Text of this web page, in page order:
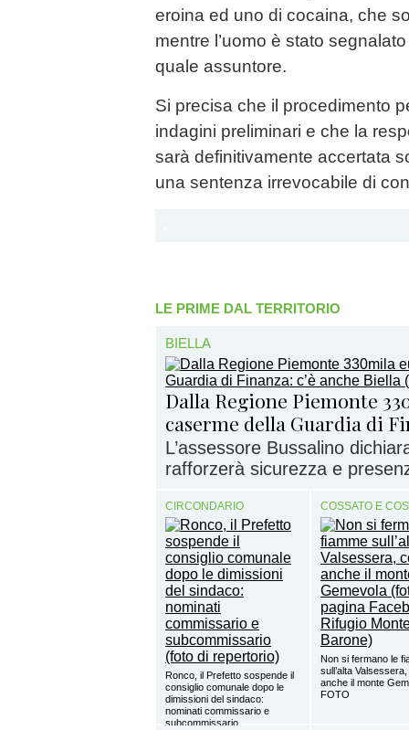
eroina ed uno di cocaina, che
mentre l’uomo è stato
quale assuntore.
Si precisa che il procedimento
indagini preliminari e che la
sarà definitivamente accertata
una sentenza irrevocabile di
LE PRIME DAL TERRITORIO
BIELLA
Dalla Regione Piemonte
caserme della Guardia di
L’assessore Bussalino
rafforzerà sicurezza e
CIRCONDARIO
Ronco, il Prefetto sospende il
consiglio comunale dopo le
dimissioni del sindaco:
nominati commissario e
subcommissario
COSSATO E
Non si fermano le
sull’alta
anche il monte
FOTO